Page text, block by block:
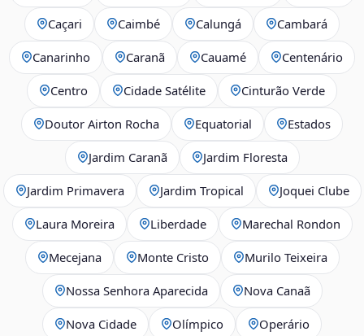
Caçari Caimbé Calungá Cambará
Canarinho Caranã Cauamé Centenário
Centro Cidade Satélite Cinturão Verde
Doutor Airton Rocha Equatorial Estados
Jardim Caranã Jardim Floresta
Jardim Primavera Jardim Tropical Joquei Clube
Laura Moreira Liberdade Marechal Rondon
Mecejana Monte Cristo Murilo Teixeira
Nossa Senhora Aparecida Nova Canaã
Nova Cidade Olímpico Operário